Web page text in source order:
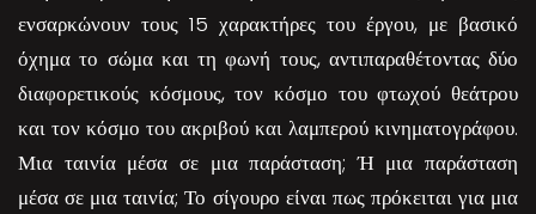
ενσαρκώνουν τους 15 χαρακτήρες του έργου, με βασικό
όχημα το σώμα και τη φωνή τους, αντιπαραθέτοντας δύο
διαφορετικούς κόσμους, τον κόσμο του φτωχού θεάτρου
και τον κόσμο του ακριβού και λαμπερού κινηματογράφου.
Μια ταινία μέσα σε μια παράσταση; Ή μια παράσταση
μέσα σε μια ταινία; Το σίγουρο είναι πως πρόκειται για μια